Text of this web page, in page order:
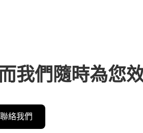
我們隨時為您
聯絡我們